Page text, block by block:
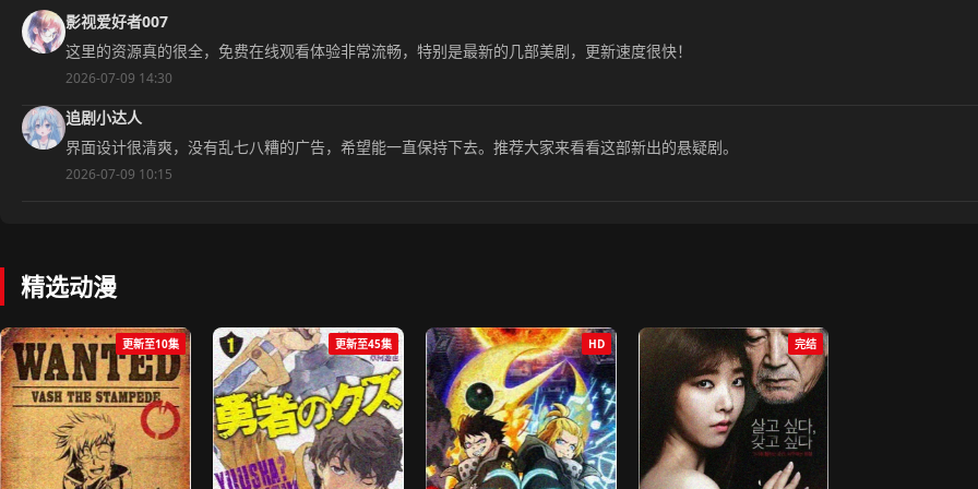
影视爱好者007
这里的资源真的很全，免费在线观看体验非常流畅，特别是最新的几部美剧，更新速度很快！
2026-07-09 14:30
追剧小达人
界面设计很清爽，没有乱七八糟的广告，希望能一直保持下去。推荐大家来看看这部新出的悬疑剧。
2026-07-09 10:15
精选动漫
更新至10集 更新至45集 HD 完结